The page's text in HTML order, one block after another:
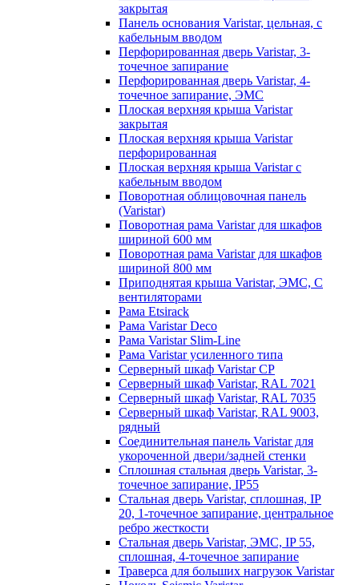
закрытая
Панель основания Varistar, цельная, с
кабельным вводом
Перфорированная дверь Varistar, 3-
точечное запирание
Перфорированная дверь Varistar, 4-
точечное запирание, ЭМС
Плоская верхняя крыша Varistar
закрытая
Плоская верхняя крыша Varistar
перфорированная
Плоская верхняя крыша Varistar с
кабельным вводом
Поворотная облицовочная панель
(Varistar)
Поворотная рама Varistar для шкафов
шириной 600 мм
Поворотная рама Varistar для шкафов
шириной 800 мм
Приподнятая крыша Varistar, ЭМС, С
вентиляторами
Рама Etsirack
Рама Varistar Deco
Рама Varistar Slim-Line
Рама Varistar усиленного типа
Серверный шкаф Varistar CP
Серверный шкаф Varistar, RAL 7021
Серверный шкаф Varistar, RAL 7035
Серверный шкаф Varistar, RAL 9003,
рядный
Соединительная панель Varistar для
укороченной двери/задней стенки
Сплошная стальная дверь Varistar, 3-
точечное запирание, IP55
Стальная дверь Varistar, сплошная, IP
20, 1-точечное запирание, центральное
ребро жесткости
Стальная дверь Varistar, ЭМС, IP 55,
сплошная, 4-точечное запирание
Траверса для больших нагрузок Varistar